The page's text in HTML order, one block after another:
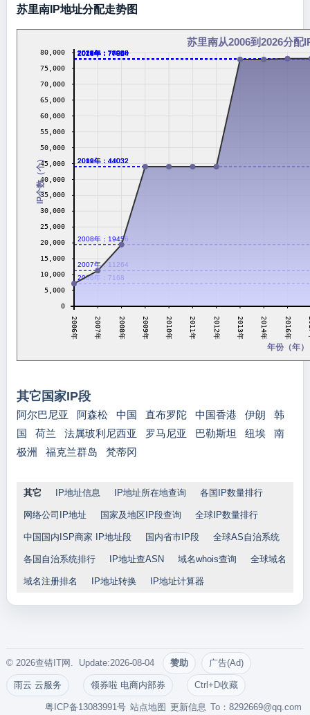
苏里南IP地址分配走势图
苏里南从2006到2026分配
2006年：7168
2007年：11264
2008年：19456
2009年：44032
2010年：44032
2011年：44032
2012年：44032
2013年：77824
2014年：77824
2016年：78080
2017年：78080
2018年：78080
2019年：78080
2020年：78080
2021年：78080
2022年：78080
2023年：78080
2024年：78080
2026年：78080
0
5,000
10,000
15,000
20,000
25,000
30,000
35,000
40,000
45,000
50,000
55,000
60,000
65,000
70,000
75,000
80,000
2006年 2007年 2008年 2009年 2010年 2011年 2012年 2013年 2014年 2016年
年份（年）
IP个数（个）
其它国家IP段
阿尔巴尼亚 阿森松 中国 直布罗陀 中国香港 伊朗
韩
国
荷兰 法属玻利尼西亚 罗马尼亚 巴勒斯坦 纽埃
南
极洲
福克兰群岛 梵蒂冈
其它 IP地址信息 IP地址所在地查询 各国IP数量排行
网络公司IP地址 国家及地区IP段查询 全球IP数量排行
中国国内ISP商家 IP地址段 国内省市IP段 全球AS自治系统
各国自治系统排行 IP地址查ASN 域名whois查询 全球域名
域名注册排名 IP地址转换 IP地址计算器
© 2026查错IT网. Update:2026-08-04 赞助 广告(Ad)
雨云 云服务 领券啦 电商内部券 Ctrl+D收藏
To：8292669@qq.com
更新信息
站点地图
粤ICP备13083991号